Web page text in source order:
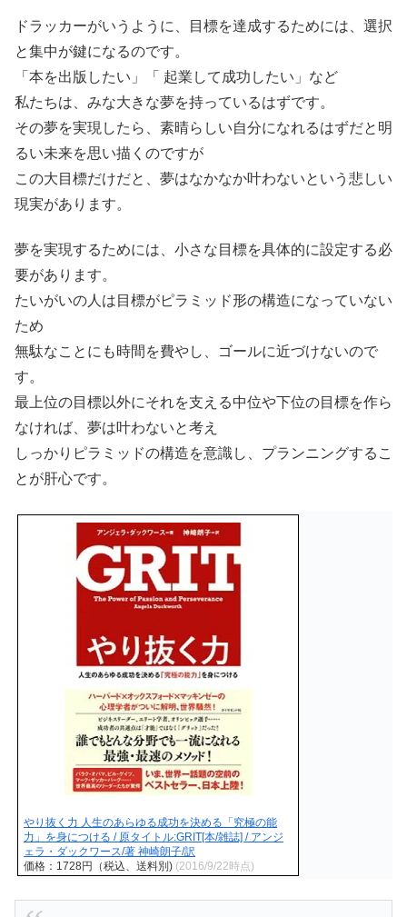
ドラッカーがいうように、目標を達成するためには、選択
と集中が鍵になるのです。
「本を出版したい」「 起業して成功したい」など
私たちは、みな大きな夢を持っているはずです。
その夢を実現したら、素晴らしい自分になれるはずだと明
るい未来を思い描くのですが
この大目標だけだと、夢はなかなか叶わないという悲しい
現実があります。
夢を実現するためには、小さな目標を具体的に設定する必
要があります。
たいがいの人は目標がピラミッド形の構造になっていない
ため
無駄なことにも時間を費やし、ゴールに近づけないので
す。
最上位の目標以外にそれを支える中位や下位の目標を作ら
なければ、夢は叶わないと考え
しっかりピラミッドの構造を意識し、プランニングするこ
とが肝心です。
やり抜く力 人生のあらゆる成功を決める「究極の能
力」を身につける / 原タイトル:GRIT[本/雑誌] / アンジ
ェラ・ダックワース/著 神崎朗子/訳
価格：1728円（税込、送料別) (2016/9/22時点)